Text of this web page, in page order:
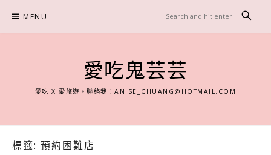
content
MENU
愛吃鬼芸芸
愛吃 X 愛旅遊。聯絡我：ANISE_CHUANG@HOTMAIL.COM
標籤: 預約困難店